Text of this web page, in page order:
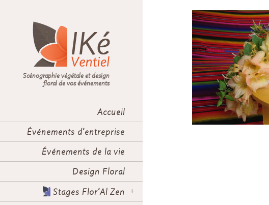
Scénographie végétale et design
floral de vos événements
Accueil
Événements d’entreprise
Événements de la vie
Design Floral
Stages Flor’Al Zen